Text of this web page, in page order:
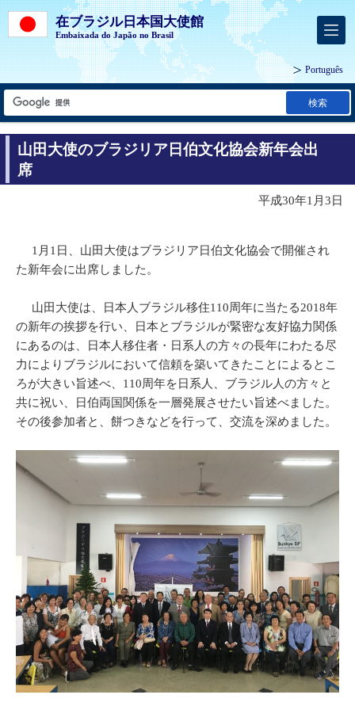
在ブラジル日本国大使館
Embaixada do Japão no Brasil
Português
検索
山田大使のブラジリア日伯文化協会新年会出
席
平成30年1月3日
1月1日、山田大使はブラジリア日伯文化協会で開催され
た新年会に出席しました。
山田大使は、日本人ブラジル移住110周年に当たる2018年
の新年の挨拶を行い、日本とブラジルが緊密な友好協力関係
にあるのは、日本人移住者・日系人の方々の長年にわたる尽
力によりブラジルにおいて信頼を築いてきたことによるとこ
ろが大きい旨述べ、110周年を日系人、ブラジル人の方々と
共に祝い、日伯両国関係を一層発展させたい旨述べました。
その後参加者と、餅つきなどを行って、交流を深めました。